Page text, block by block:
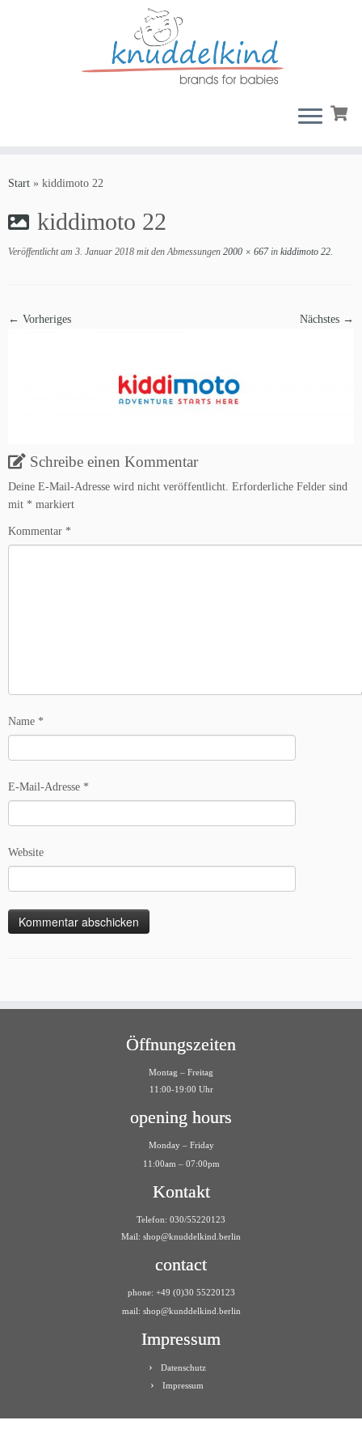
Inhalt
Start » kiddimoto 22
kiddimoto 22
Veröffentlicht am 3. Januar 2018 mit den Abmessungen 2000 × 667in kiddimoto 22.
← Vorheriges Nächstes →
Schreibe einen Kommentar
Deine E-Mail-Adresse wird nicht veröffentlicht. Erforderliche Felder sind
mit * markiert
Kommentar *
Name *
E-Mail-Adresse *
Website
Öffnungszeiten
Montag – Freitag
11:00-19:00 Uhr
opening hours
Monday – Friday
11:00am – 07:00pm
Kontakt
Telefon: 030/55220123
Mail: shop@knuddelkind.berlin
contact
phone: +49 (0)30 55220123
mail: shop@kunddelkind.berlin
Impressum
Datenschutz
Impressum